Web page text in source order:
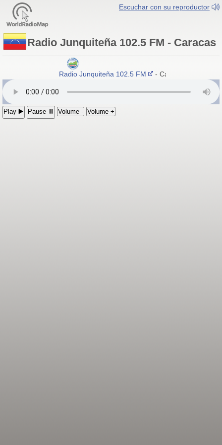
Escuchar con su reproductor
Radio Junquiteña 102.5 FM - Caracas
Radio Junquiteña 102.5 FM - Caracas, Venezuela
Play ▶️ Pause ⏸ Volume - Volume +